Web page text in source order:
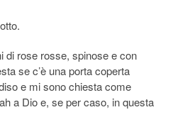
di rose rosse, spinose e con
se c’è una porta coperta
e mi sono chiesta come
a Dio e, se per caso, in questa